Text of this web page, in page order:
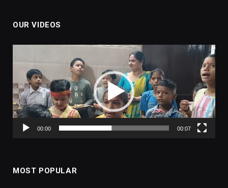
OUR VIDEOS
00:00 00:07
MOST POPULAR